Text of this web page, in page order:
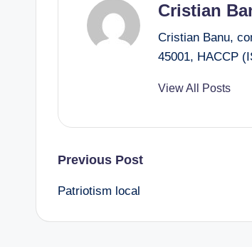
Cristian
Cristian Banu,
45001, HACCP
View All Posts
Post
navigation
Previous Post
Patriotism local